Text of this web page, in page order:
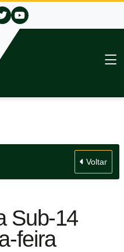
Voltar
Sub-14
feira